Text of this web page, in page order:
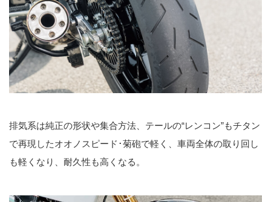
排気系は純正の形状や集合方法、テールの“レンコン”もチタン
で再現したオオノスピード･菊砲で軽く、車両全体の取り回し
も軽くなり、耐久性も高くなる。